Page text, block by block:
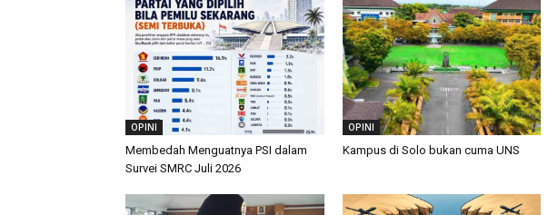
OPINI
Membedah Menguatnya PSI dalam
Survei SMRC Juli 2026
OPINI
Kampus di Solo bukan cuma UNS